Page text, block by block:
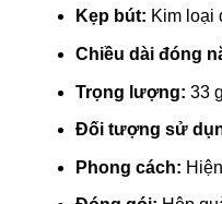
Kẹp bút: Kim loại
Chiều dài đóng
Trọng lượng: 33 g
Đối tượng sử
Phong cách: